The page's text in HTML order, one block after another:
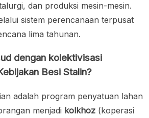
dan produksi mesin-mesin.
sistem perencanaan terpusat
lima tahunan.
dengan kolektivisasi
Besi Stalin?
adalah program penyatuan lahan
menjadi kolkhoz (koperasi